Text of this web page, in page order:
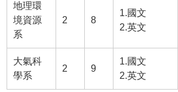
地理環
境資源
系
2 8
1.國文
2.英文
大氣科
學系
2 9
1.國文
2.英文